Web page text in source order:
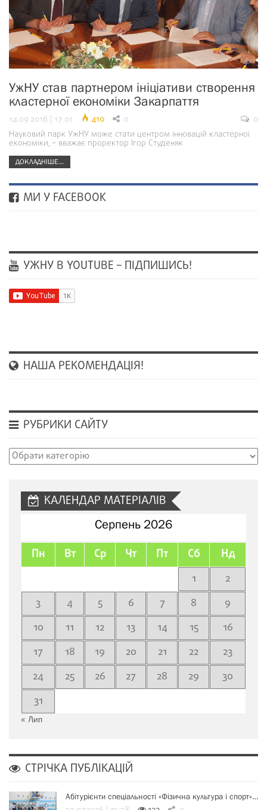
УжНУ став партнером ініціативи створення
кластерної економіки Закарпаття
14.09.2016 | 17:01 410 0
0
Науковий парк УжНУ може стати центром інновацій кластерної
економіки, – вважає проректор Ігор Студеняк
ДОКЛАДНІШЕ...
МИ У FACEBOOK
УЖНУ В YOUTUBE – ПІДПИШИСЬ!
НАША РЕКОМЕНДАЦІЯ!
РУБРИКИ САЙТУ
Рубрики
КАЛЕНДАР МАТЕРІАЛІВ
Серпень 2026
Пн Вт Ср Чт Пт Сб Нд
1
2
3
4 5 6 7 8
9
10
11 12 13 14 15
16
17
18 19 20 21 22
23
24
25 26 27 28 29
30
31
« Лип
СТРІЧКА ПУБЛІКАЦІЙ
Абітурієнти спеціальності «Фізична культура і спорт»…